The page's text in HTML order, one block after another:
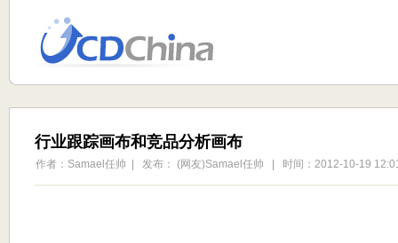
行业跟踪画布和竞品分析画布
作者：Samael任帅 | 发布： (网友)Samael任帅 | 时间：2012-10-19